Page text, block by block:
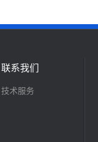
联系我们
技术服务